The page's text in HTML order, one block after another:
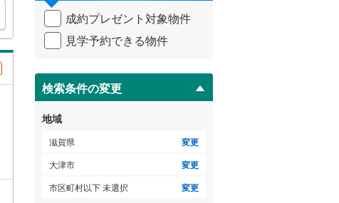
を
イ
ペ
ジ
に
保
存
す
る
成約プレゼント対象物件
見学予約できる物件
検索条件の変更
地域
滋賀県 変更
大津市 変更
市区町村以下 未選択 変更